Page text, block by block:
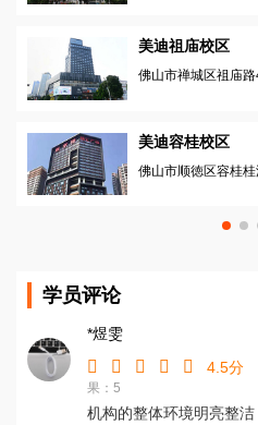
美迪祖庙校区
佛山市禅城区祖庙
美迪容桂校区
佛山市顺徳区容桂
学员评论
*煜雯
4.5分
果：5
机构的整体环境明亮整